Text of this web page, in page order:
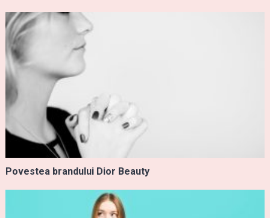
Povestea brandului Dior Beauty